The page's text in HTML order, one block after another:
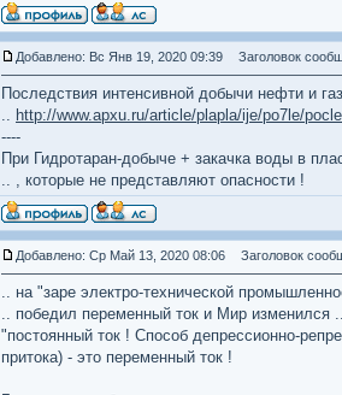
Добавлено: Вс Янв 19, 2020 09:39 Заголовок
Последствия интенсивной добычи нефти и
.. http://www.apxu.ru/article/plapla/ije/po7le/
----
При Гидротаран-добыче + закачка воды в
.. , которые не представляют опасности !
Добавлено: Ср Май 13, 2020 08:06 Заголовок
.. на "заре электро-технической
.. победил переменный ток и Мир изменился
"постоянный ток ! Способ депрессионно-
притока) - это переменный ток !